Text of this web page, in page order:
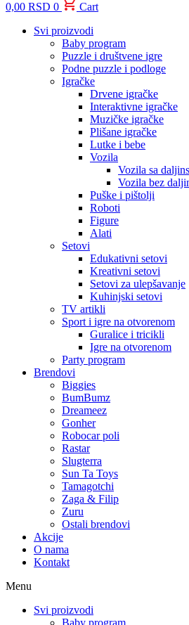
0,00 RSD 0
Cart
Svi proizvodi
Baby program
Puzzle i društvene igre
Podne puzzle i podloge
Igračke
Drvene igračke
Interaktivne igračke
Muzičke igračke
Plišane igračke
Lutke i bebe
Vozila
Vozila sa
Vozila bez
Puške i pištolji
Roboti
Figure
Alati
Setovi
Edukativni setovi
Kreativni setovi
Setovi za ulepšavanje
Kuhinjski setovi
TV artikli
Sport i igre na otvorenom
Guralice i tricikli
Igre na otvorenom
Party program
Brendovi
Biggies
BumBumz
Dreameez
Gonher
Robocar poli
Rastar
Slugterra
Sun Ta Toys
Tamagotchi
Zaga & Filip
Zuru
Ostali brendovi
Akcije
O nama
Kontakt
Menu
Svi proizvodi
Baby program